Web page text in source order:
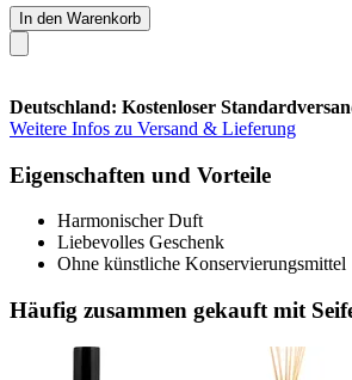
In den Warenkorb
Deutschland: Kostenloser
Weitere Infos zu Versand & Lieferung
Eigenschaften und Vorteile
Harmonischer Duft
Liebevolles Geschenk
Ohne künstliche Konservierungsmittel
Häufig zusammen gekauft mit